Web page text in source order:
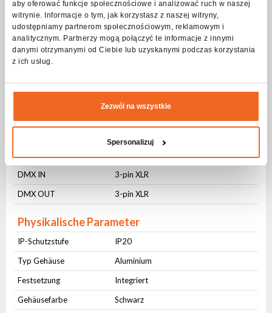
aby oferować funkcje społecznościowe i analizować ruch w naszej
witrynie. Informacje o tym, jak korzystasz z naszej witryny,
udostępniamy partnerom społecznościowym, reklamowym i
analitycznym. Partnerzy mogą połączyć te informacje z innymi
danymi otrzymanymi od Ciebie lub uzyskanymi podczas korzystania
z ich usług.
Zezwól na wszystkie
Spersonalizuj
Master-slave
Schnittstelle Benutzer
AC OUT
PowerCON
DMX IN
3-pin XLR
DMX OUT
3-pin XLR
Physikalische Parameter
IP-Schutzstufe
IP20
Typ Gehäuse
Aluminium
Festsetzung
Integriert
Gehäusefarbe
Schwarz